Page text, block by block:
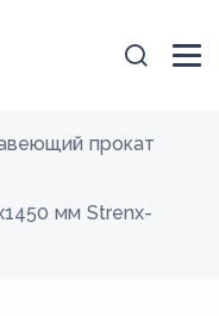
прокат
мм Strenx-